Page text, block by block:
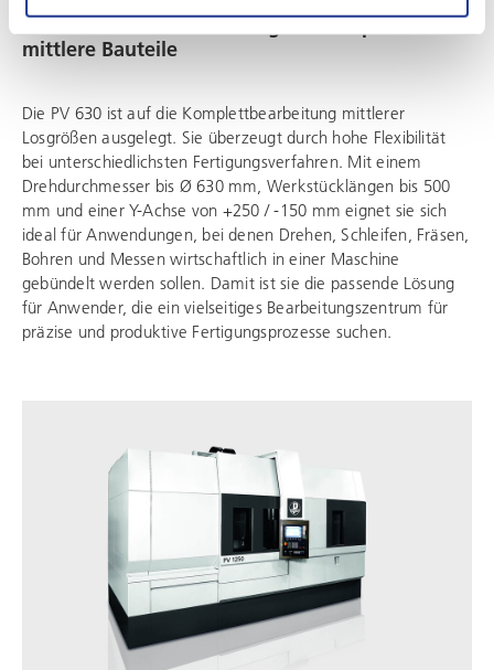
Das flexible Multitechnologie-Konzept für
mittlere Bauteile
Die PV 630 ist auf die Komplettbearbeitung mittlerer
Losgrößen ausgelegt. Sie überzeugt durch hohe Flexibilität
bei unterschiedlichsten Fertigungsverfahren. Mit einem
Drehdurchmesser bis Ø 630 mm, Werkstücklängen bis 500
mm und einer Y-Achse von +250 / -150 mm eignet sie sich
ideal für Anwendungen, bei denen Drehen, Schleifen, Fräsen,
Bohren und Messen wirtschaftlich in einer Maschine
gebündelt werden sollen. Damit ist sie die passende Lösung
für Anwender, die ein vielseitiges Bearbeitungszentrum für
präzise und produktive Fertigungsprozesse suchen.